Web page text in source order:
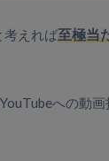
考えれば至極当
への動